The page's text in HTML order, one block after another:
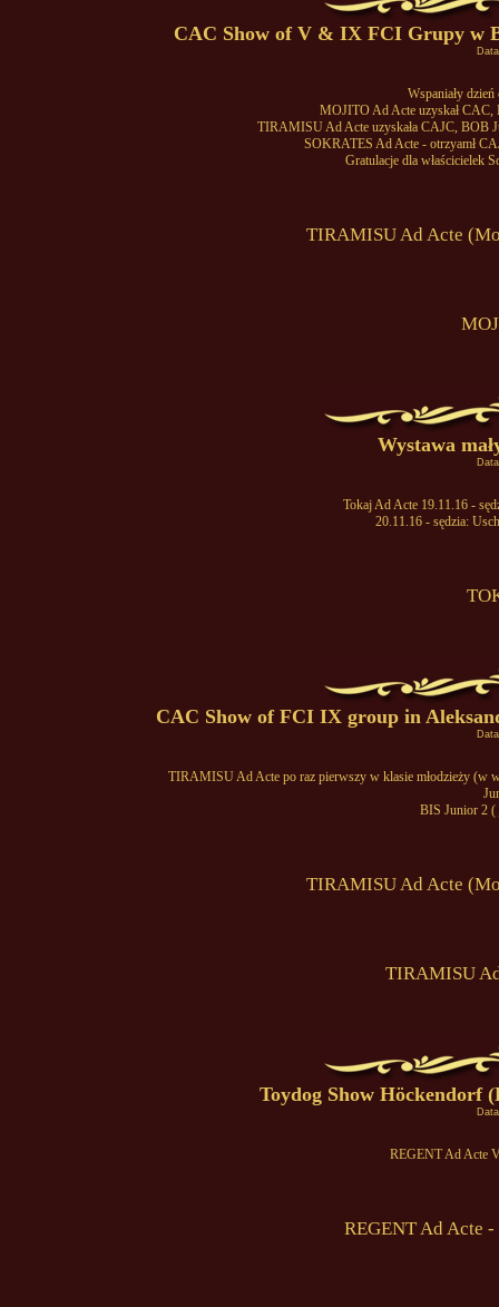
CAC Show of V & IX FCI Grupy w
Wspaniały
MOJITO Ad Acte uzyskał
TIRAMISU Ad Acte uzyskała CAJC, BOB
SOKRATES Ad Acte - otrzyamł
Gratulacje dla właścicielek
TIRAMISU Ad Acte
Wystawa
Tokaj Ad Acte 19.11.16 -
20.11.16 - sędzia:
CAC Show of FCI IX group in
TIRAMISU Ad Acte po raz pierwszy w klasie młodzieży (w
BIS Junior 2 (
TIRAMISU Ad Acte
TIRAMISU
Toydog Show Höckendorf
REGENT Ad Acte
REGENT Ad Acte